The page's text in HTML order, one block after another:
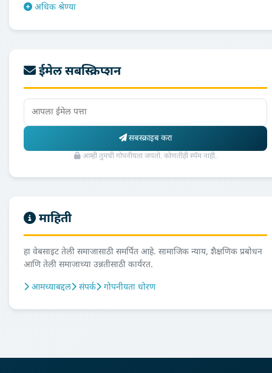
अधिक श्रेण्या
ईमेल सबस्क्रिप्शन
सबस्क्राइब करा
आम्ही तुमची गोपनीयता जपतो. कोणतीही स्पॅम नाही.
माहिती
हा वेबसाइट तेली समाजासाठी समर्पित आहे. सामाजिक न्याय, शैक्षणिक प्रबोधन
आणि तेली समाजाच्या उन्नतीसाठी कार्यरत.
आमच्याबद्दल
संपर्क गोपनीयता धोरण